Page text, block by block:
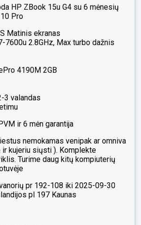
HP ZBook 15u G4 su 6 mėnesių
Pro
Matinis ekranas
7600u 2.8GHz, Max turbo dažnis
4190M 2GB
3 valandas
ir 6 mėn garantija
nemokamas venipak ar omniva
ir kujeriu siųsti ). Komplekte
Turime daug kitų kompiuterių
pr 192-108 iki 2025-09-30
pl 197 Kaunas